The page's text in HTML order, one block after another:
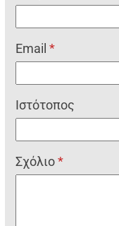
Email*
Ιστότοπος
Σχόλιο*